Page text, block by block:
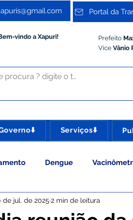
Portal da
vindo a Xapuri! Prefeito
Vice Vânio
Serviços⬇️
Dengue
e Lazer Administração e
de jul. de 2025 2 min de leitura